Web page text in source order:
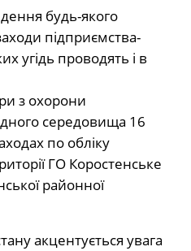
будь-якого
підприємства-
угідь проводять і в
з охорони
середовища 16
по обліку
ГО Коростенське
районної
акцентується увага